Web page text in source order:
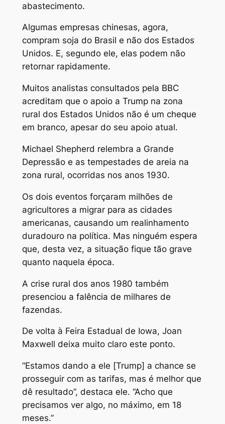
abastecimento.
Algumas empresas chinesas, agora,
compram soja do Brasil e não dos Estados
Unidos. E, segundo ele, elas podem não
retornar rapidamente.
Muitos analistas consultados pela BBC
acreditam que o apoio a Trump na zona
rural dos Estados Unidos não é um cheque
em branco, apesar do seu apoio atual.
Michael Shepherd relembra a Grande
Depressão e as tempestades de areia na
zona rural, ocorridas nos anos 1930.
Os dois eventos forçaram milhões de
agricultores a migrar para as cidades
americanas, causando um realinhamento
duradouro na política. Mas ninguém espera
que, desta vez, a situação fique tão grave
quanto naquela época.
A crise rural dos anos 1980 também
presenciou a falência de milhares de
fazendas.
De volta à Feira Estadual de Iowa, Joan
Maxwell deixa muito claro este ponto.
“Estamos dando a ele [Trump] a chance se
prosseguir com as tarifas, mas é melhor que
dê resultado”, destaca ele. “Acho que
precisamos ver algo, no máximo, em 18
meses.”